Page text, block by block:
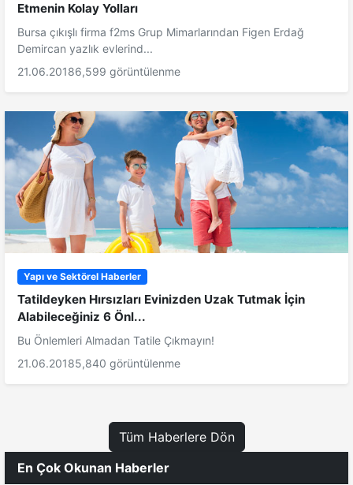
Etmenin Kolay Yolları
Bursa çıkışlı firma f2ms Grup Mimarlarından Figen Erdağ
Demircan yazlık evlerind...
21.06.20186,599 görüntülenme
Yapı ve Sektörel Haberler
Tatildeyken Hırsızları Evinizden Uzak Tutmak İçin
Alabileceğiniz 6 Önl...
Bu Önlemleri Almadan Tatile Çıkmayın!
21.06.20185,840 görüntülenme
Tüm Haberlere Dön
En Çok Okunan Haberler